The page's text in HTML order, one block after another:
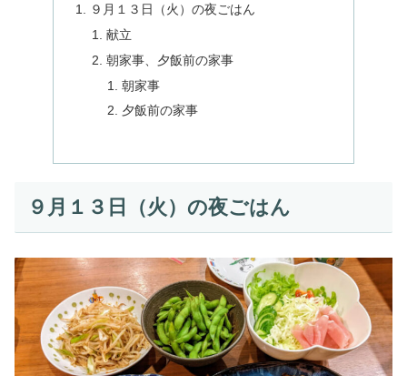
９月１３日（火）の夜ごはん
献立
朝家事、夕飯前の家事
朝家事
夕飯前の家事
９月１３日（火）の夜ごはん